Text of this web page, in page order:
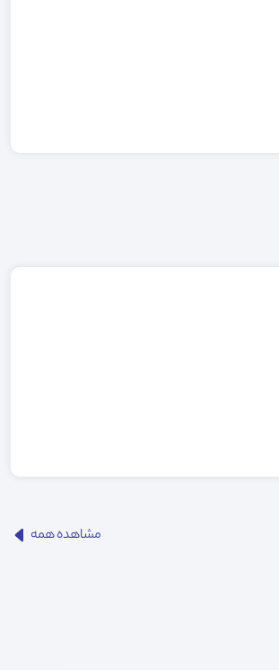
مشاهده همه